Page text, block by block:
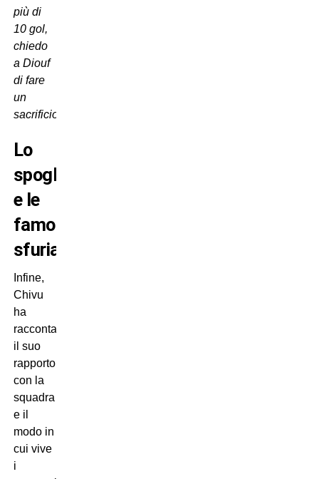
più di
10 gol,
chiedo
a Diouf
di fare
un
sacrificio”
Lo
spogliatoio
e le
famose
sfuriate
Infine,
Chivu
ha
raccontato
il suo
rapporto
con la
squadra
e il
modo in
cui vive
i